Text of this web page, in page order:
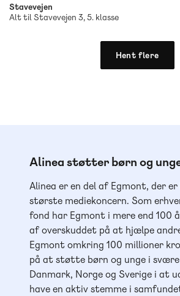
Stavevejen
Alt til Stavevejen 3, 5. klasse
Hent flere
Alinea støtter børn og
Alinea er en del af Egmont, der
største mediekoncern. Som
fond har Egmont i mere end 100
af overskuddet på at hjælpe
Egmont omkring 100 millioner
på at støtte børn og unge i
Danmark, Norge og Sverige i at
have en aktiv stemme i